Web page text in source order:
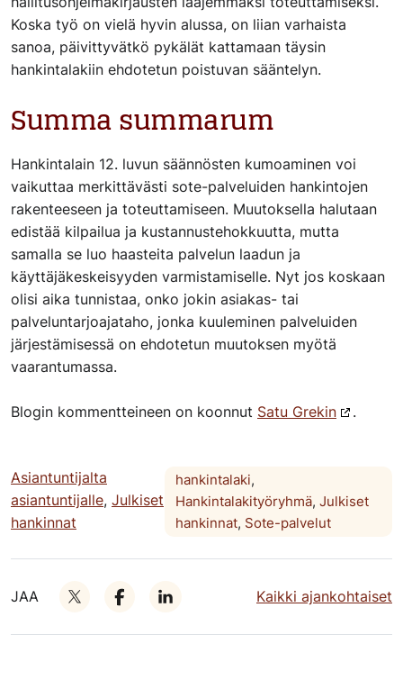
Koska työ on vielä hyvin alussa, on liian varhaista
sanoa, päivittyvätkö pykälät kattamaan täysin
hankintalakiin ehdotetun poistuvan sääntelyn.
Summa summarum
Hankintalain 12. luvun säännösten kumoaminen voi
vaikuttaa merkittävästi sote-palveluiden hankintojen
rakenteeseen ja toteuttamiseen. Muutoksella halutaan
edistää kilpailua ja kustannustehokkuutta, mutta
samalla se luo haasteita palvelun laadun ja
käyttäjäkeskeisyyden varmistamiselle. Nyt jos koskaan
olisi aika tunnistaa, onko jokin asiakas- tai
palveluntarjoajataho, jonka kuuleminen palveluiden
järjestämisessä on ehdotetun muutoksen myötä
vaarantumassa.
Blogin kommentteineen on koonnut Satu Grekin .
Asiantuntijalta
asiantuntijalle, Julkiset
hankinnat
hankintalaki,
Hankintalakityöryhmä, Julkiset
hankinnat, Sote-palvelut
JAA Kaikki ajankohtaiset